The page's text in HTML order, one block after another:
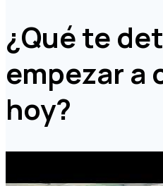
¿Qué te
empezar a
hoy?